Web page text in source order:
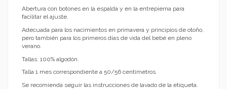
Abertura con botones en la espalda y en la entrepierna para
facilitar el ajuste.
Adecuada para los nacimientos en primavera y principios de otoño,
pero también para los primeros días de vida del bebé en pleno
verano.
Tallas: 100% algodón.
Talla 1 mes correspondiente a 50/56 centímetros.
Se recomienda seguir las instrucciones de lavado de la etiqueta.